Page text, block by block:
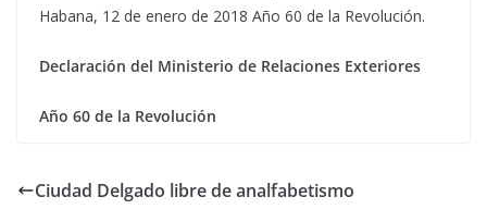
Habana, 12 de enero de 2018 Año 60 de la Revolución.
Declaración del Ministerio de Relaciones Exteriores
Año 60 de la Revolución
Ciudad Delgado libre de analfabetismo